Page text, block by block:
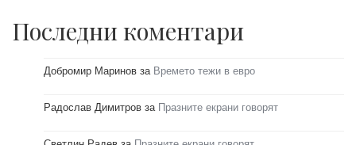
Последни коментари
Добромир Маринов за Времето тежи в евро
Радослав Димитров за Празните екрани говорят